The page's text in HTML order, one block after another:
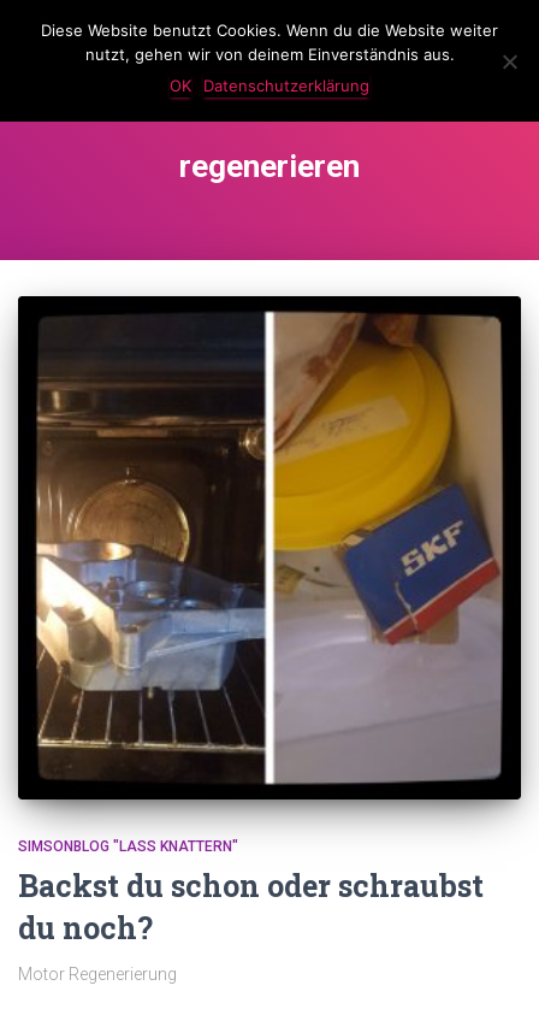
LassKnattern
regenerieren
SIMSONBLOG "LASS KNATTERN"
Backst du schon oder schraubst
du noch?
Motor Regenerierung
Diese Website benutzt Cookies. Wenn du die Website weiter
nutzt, gehen wir von deinem Einverständnis aus.
OK
Datenschutzerklärung